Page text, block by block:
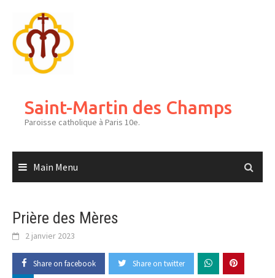
content
Saint-Martin des Champs
Paroisse catholique à Paris 10e.
Main Menu
Prière des Mères
2 janvier 2023
Share on facebook Share on twitter